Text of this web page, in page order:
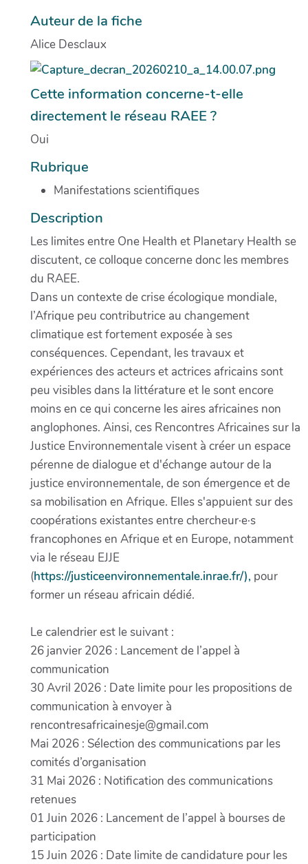
Auteur de la fiche
Alice Desclaux
Cette information concerne-t-elle
directement le réseau RAEE ?
Oui
Rubrique
Manifestations scientifiques
Description
Les limites entre One Health et Planetary Health se
discutent, ce colloque concerne donc les membres
du RAEE.
Dans un contexte de crise écologique mondiale,
l’Afrique peu contributrice au changement
climatique est fortement exposée à ses
conséquences. Cependant, les travaux et
expériences des acteurs et actrices africains sont
peu visibles dans la littérature et le sont encore
moins en ce qui concerne les aires africaines non
anglophones. Ainsi, ces Rencontres Africaines sur la
Justice Environnementale visent à créer un espace
pérenne de dialogue et d'échange autour de la
justice environnementale, de son émergence et de
sa mobilisation en Afrique. Elles s'appuient sur des
coopérations existantes entre chercheur·e·s
francophones en Afrique et en Europe, notamment
via le réseau EJJE
(https://justiceenvironnementale.inrae.fr/), pour
former un réseau africain dédié.
Le calendrier est le suivant :
26 janvier 2026 : Lancement de l’appel à
communication
30 Avril 2026 : Date limite pour les propositions de
communication à envoyer à
rencontresafricainesje@gmail.com
Mai 2026 : Sélection des communications par les
comités d’organisation
31 Mai 2026 : Notification des communications
retenues
01 Juin 2026 : Lancement de l’appel à bourses de
participation
15 Juin 2026 : Date limite de candidature pour les